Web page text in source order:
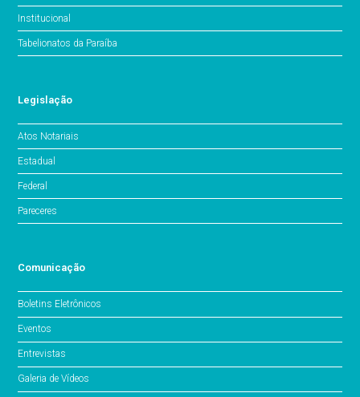
Institucional
Tabelionatos da Paraíba
Legislação
Atos Notariais
Estadual
Federal
Pareceres
Comunicação
Boletins Eletrônicos
Eventos
Entrevistas
Galeria de Vídeos